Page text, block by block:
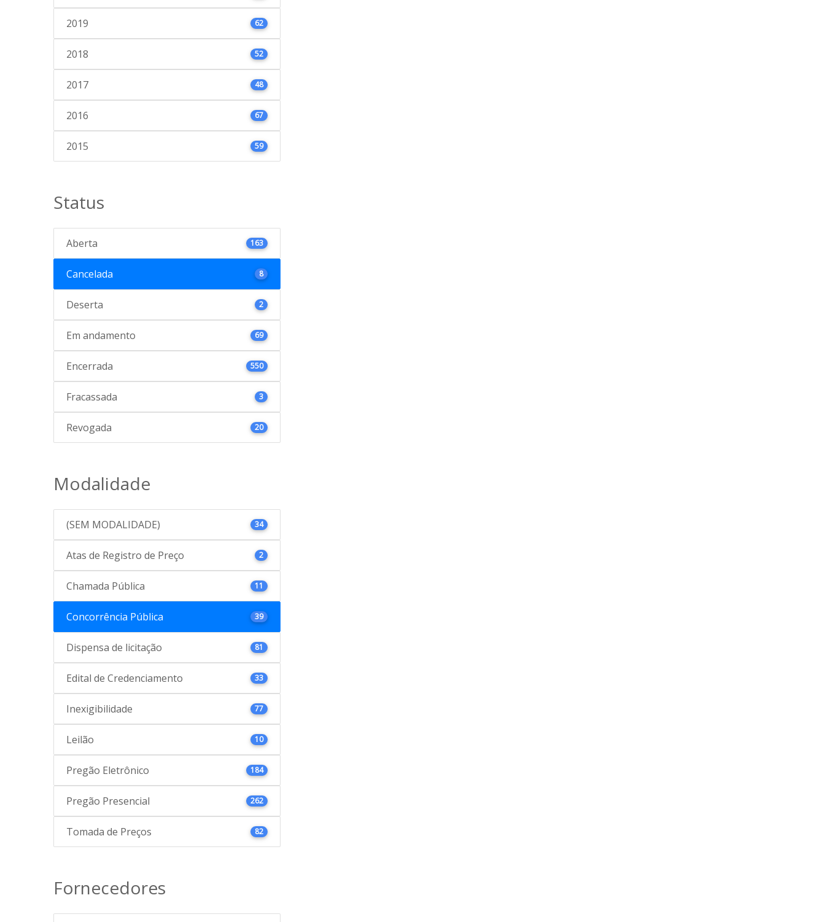
2019 62
2018 52
2017 48
2016 67
2015 59
Status
Aberta 163
Cancelada 8
Deserta 2
Em andamento 69
Encerrada 550
Fracassada 3
Revogada 20
Modalidade
(SEM MODALIDADE) 34
Atas de Registro de Preço 2
Chamada Pública 11
Concorrência Pública 39
Dispensa de licitação 81
Edital de Credenciamento 33
Inexigibilidade 77
Leilão 10
Pregão Eletrônico 184
Pregão Presencial 262
Tomada de Preços 82
Fornecedores